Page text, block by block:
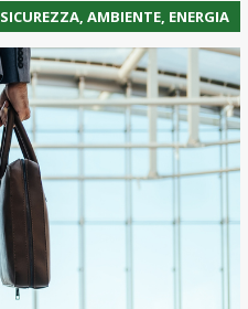
SICUREZZA, AMBIENTE, ENERGIA